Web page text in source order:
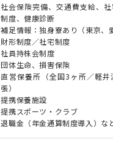
社会保険完備、交通費支給、
制度、健康診断
補足情報：独身寮あり（東京、
財形制度／社宅制度
社員持株会制度
団体生命、損害保険
直営保養所（全国3ヶ所／軽井
張）
提携保養施設
提携スポーツ・クラブ
退職金（年金通算制度導入）な